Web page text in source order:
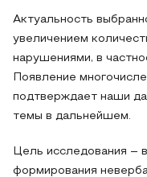
Актуальность
увеличением
нарушениями, в
Появление
подтверждает наши
темы в дальнейшем.
Цель исследования –
формирования